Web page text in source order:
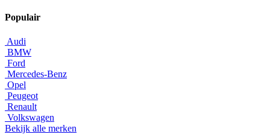
Populair
Audi
BMW
Ford
Mercedes-Benz
Opel
Peugeot
Renault
Volkswagen
Bekijk alle merken